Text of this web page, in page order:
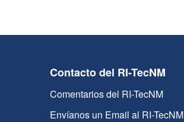
Contacto del RI-TecNM
Comentarios del RI-TecNM
Envíanos un Email al RI-TecNM